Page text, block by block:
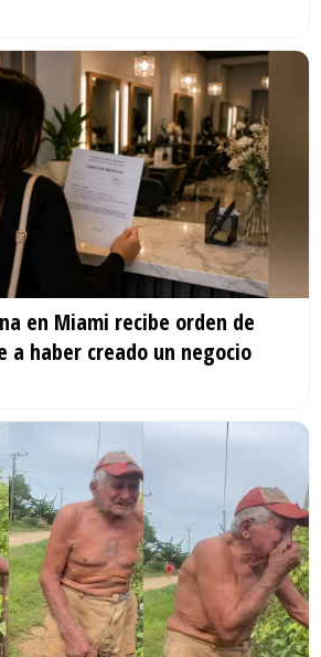
en Miami recibe orden de
a haber creado un negocio